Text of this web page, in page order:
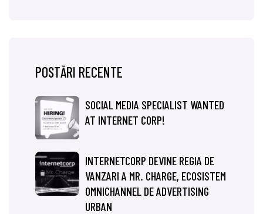
POSTĂRI RECENTE
SOCIAL MEDIA SPECIALIST WANTED
AT INTERNET CORP!
INTERNETCORP DEVINE REGIA DE
VANZARI A MR. CHARGE, ECOSISTEM
OMNICHANNEL DE ADVERTISING
URBAN